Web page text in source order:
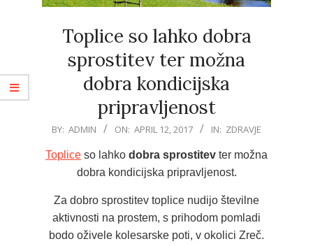
Toplice so lahko dobra
sprostitev ter možna
dobra kondicijska
pripravljenost
2017-
12
BY: ADMIN ON: APRIL 12, 2017 IN: ZDRAVJE
Toplice so lahko dobra sprostitev ter možna
dobra kondicijska pripravljenost.
Za dobro sprostitev toplice nudijo številne
aktivnosti na prostem, s prihodom pomladi
bodo oživele kolesarske poti, v okolici Zreč.